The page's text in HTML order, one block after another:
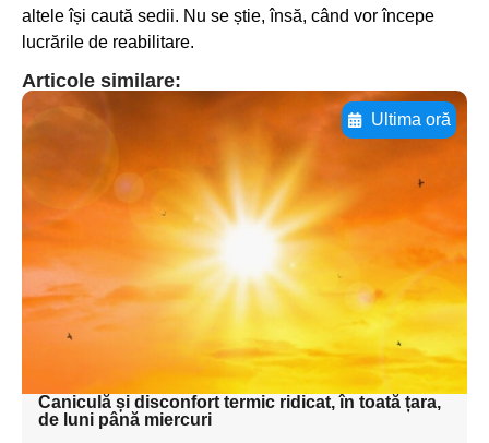
altele își caută sedii. Nu se știe, însă, când vor începe
lucrările de reabilitare.
Articole similare:
Ultima oră
Adaugă aici textul pentru
subtitluAdaugă aici
textul pentru
subtitluAdaugă aici
textul pentru
subtitluAdaugă aici
textul pentru subti
Caniculă și disconfort termic ridicat, în toată țara,
de luni până miercuri